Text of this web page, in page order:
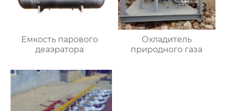
Емкость парового
деаэратора
Охладитель
природного газа